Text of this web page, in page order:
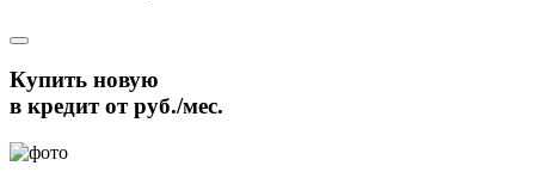
Купить новую
в кредит отруб./мес.